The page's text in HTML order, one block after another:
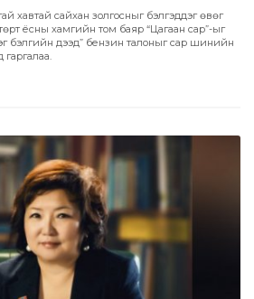
хавтай сайхан золгосныг бэлгэддэг өвөг
ёсны хамгийн том баяр “Цагаан сар”-ыг
бэлгийн дээд” бензин талоныг сар шинийн